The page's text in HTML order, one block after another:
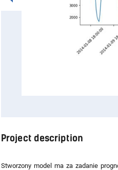
Project description
Stworzony model ma za zadanie